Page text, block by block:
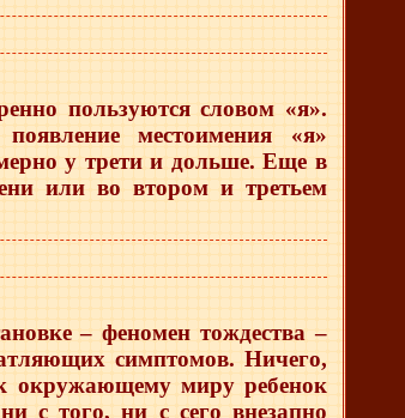
пользуются словом «я».
местоимения «я»
у трети и дольше. Еще в
или во втором и третьем
– феномен тождества –
симптомов. Ничего,
окружающему миру ребенок
с того, ни с сего внезапно